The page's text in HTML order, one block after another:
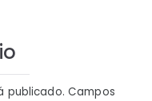
publicado. Campos